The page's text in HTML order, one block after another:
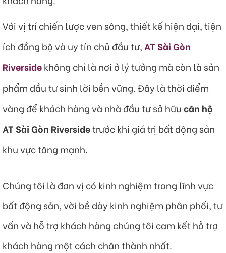
Với vị trí chiến lược ven sông, thiết kế hiện đại, tiện
ích đồng bộ và uy tín chủ đầu tư, ATSài Gòn
Riversidekhông chỉ là nơi ở lý tưởng mà còn là sản
phẩm đầu tư sinh lời bền vững. Đây là thời điểm
vàng để khách hàng và nhà đầu tư sở hữucăn hộ
AT Sài Gòn Riversidetrước khi giá trị bất động sản
khu vực tăng mạnh.
Chúng tôi là đơn vị có kinh nghiệm trong lĩnh vực
bất động sản, vời bề dày kinh nghiệm phân phối, tư
vấn và hỗ trợ khách hàng chúng tôi cam kết hỗ trợ
khách hàng một cách chân thành nhất.